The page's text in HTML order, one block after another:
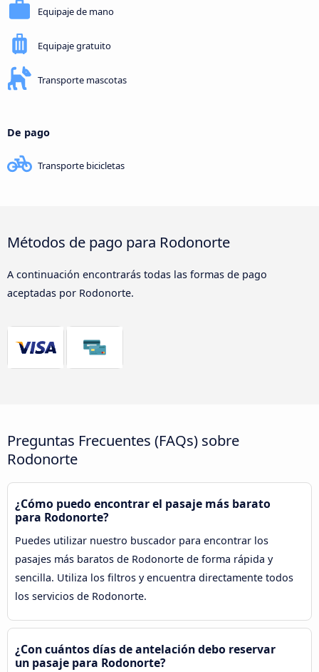
Equipaje de mano
Equipaje gratuito
Transporte mascotas
De pago
Transporte bicicletas
Métodos de pago para Rodonorte
A continuación encontrarás todas las formas de pago
aceptadas por Rodonorte.
Preguntas Frecuentes (FAQs) sobre
Rodonorte
¿Cómo puedo encontrar el pasaje más barato
para Rodonorte?
Puedes utilizar nuestro buscador para encontrar los
pasajes más baratos de Rodonorte de forma rápida y
sencilla. Utiliza los filtros y encuentra directamente todos
los servicios de Rodonorte.
¿Con cuántos días de antelación debo reservar
un pasaje para Rodonorte?